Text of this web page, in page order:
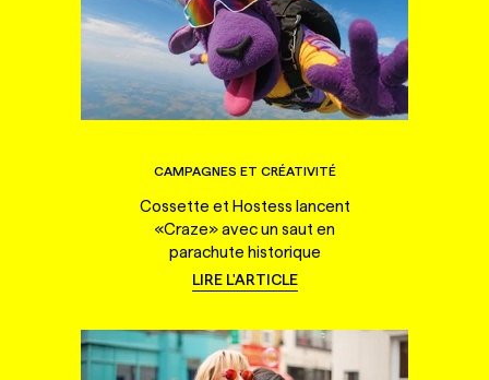
CAMPAGNES ET CRÉATIVITÉ
Cossette et Hostess lancent
«Craze» avec un saut en
parachute historique
LIRE L'ARTICLE